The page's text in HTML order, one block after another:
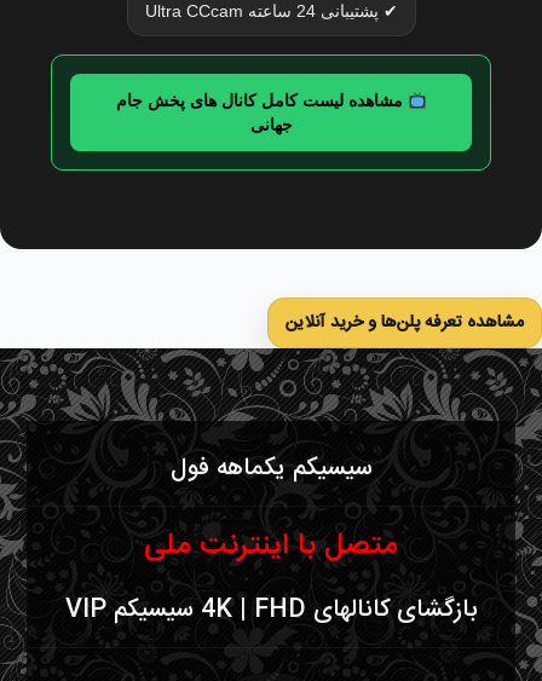
✔ پشتیبانی 24 ساعته Ultra CCcam
مشاهده لیست کامل کانال های پخش جام
جهانی
مشاهده تعرفه پلن‌ها و خرید آنلاین
سیسیکم یکماهه فول
متصل با اینترنت ملی
بازگشای کانالهای 4K | FHD سیسیکم VIP